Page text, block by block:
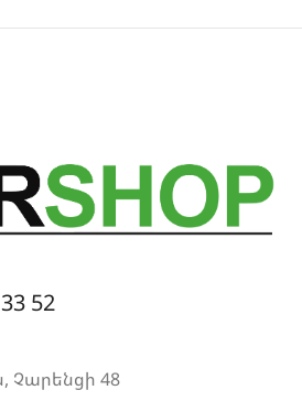
52
Չարենցի 48